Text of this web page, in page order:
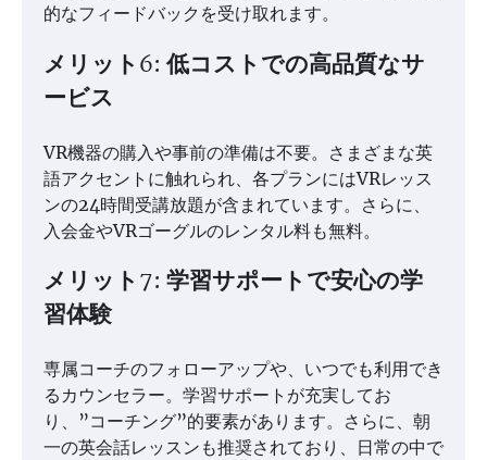
的なフィードバックを受け取れます。
メリット6: 低コストでの高品質なサ
ービス
VR機器の購入や事前の準備は不要。さまざまな英
語アクセントに触れられ、各プランにはVRレッス
ンの24時間受講放題が含まれています。さらに、
入会金やVRゴーグルのレンタル料も無料。
メリット7: 学習サポートで安心の学
習体験
専属コーチのフォローアップや、いつでも利用でき
るカウンセラー。学習サポートが充実してお
り、”コーチング”的要素があります。さらに、朝
一の英会話レッスンも推奨されており、日常の中で